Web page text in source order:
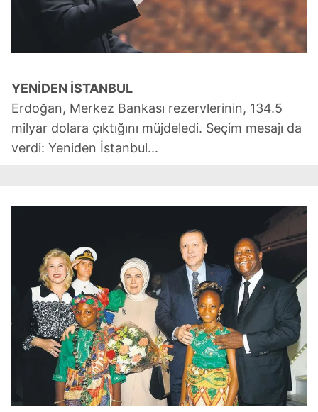
YENİDEN İSTANBUL
Erdoğan, Merkez Bankası rezervlerinin, 134.5
milyar dolara çıktığını müjdeledi. Seçim mesajı da
verdi: Yeniden İstanbul...